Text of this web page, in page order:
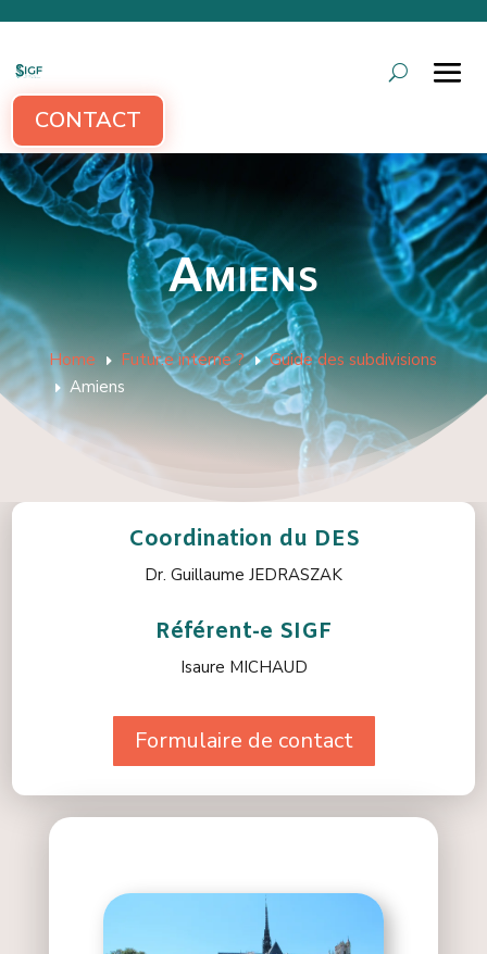
CONTACT
Amiens
Home E Futur.e interne ? E Guide des subdivisions
E Amiens
Coordination du DES
Dr. Guillaume JEDRASZAK
Référent-e SIGF
Isaure MICHAUD
Formulaire de contact